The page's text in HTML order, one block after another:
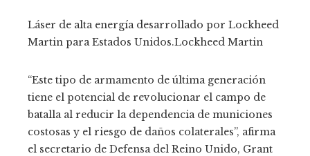
Láser de alta energía desarrollado por Lockheed
Martin para Estados Unidos.Lockheed Martin
“Este tipo de armamento de última generación
tiene el potencial de revolucionar el campo de
batalla al reducir la dependencia de municiones
costosas y el riesgo de daños colaterales”, afirma
el secretario de Defensa del Reino Unido, Grant